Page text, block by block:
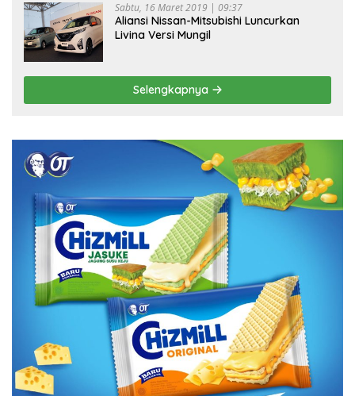
Sabtu, 16 Maret 2019 | 09:37
Aliansi Nissan-Mitsubishi Luncurkan
Livina Versi Mungil
Selengkapnya